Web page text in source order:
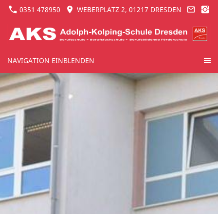
0351 478950 WEBERPLATZ 2, 01217 DRESDEN
NAVIGATION EINBLENDEN